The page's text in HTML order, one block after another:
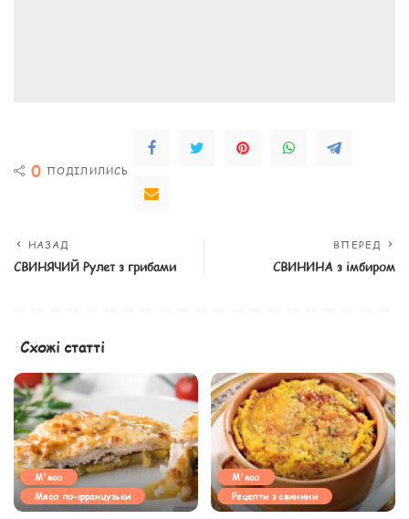
0 ПОДІЛИЛИСЬ
НАЗАД
СВИНЯЧИЙ Рулет з грибами
ВПЕРЕД
СВИНИНА з імбиром
Схожі статті
М'ясо
Мясо по-французьки
М'ясо
Рецепти з свинини